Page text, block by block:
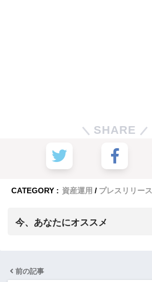
SHARE
CATEGORY : 資産運用 プレスリリース
今、あなたにオススメ
前の記事